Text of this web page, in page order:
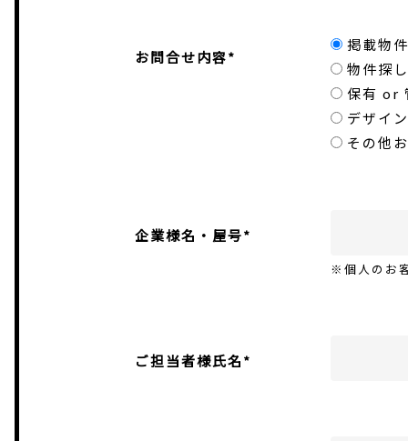
お問合せ内容*
掲載物
物件探
保有 or
デザイ
その他
企業様名・屋号*
※個人のお
ご担当者様氏名*